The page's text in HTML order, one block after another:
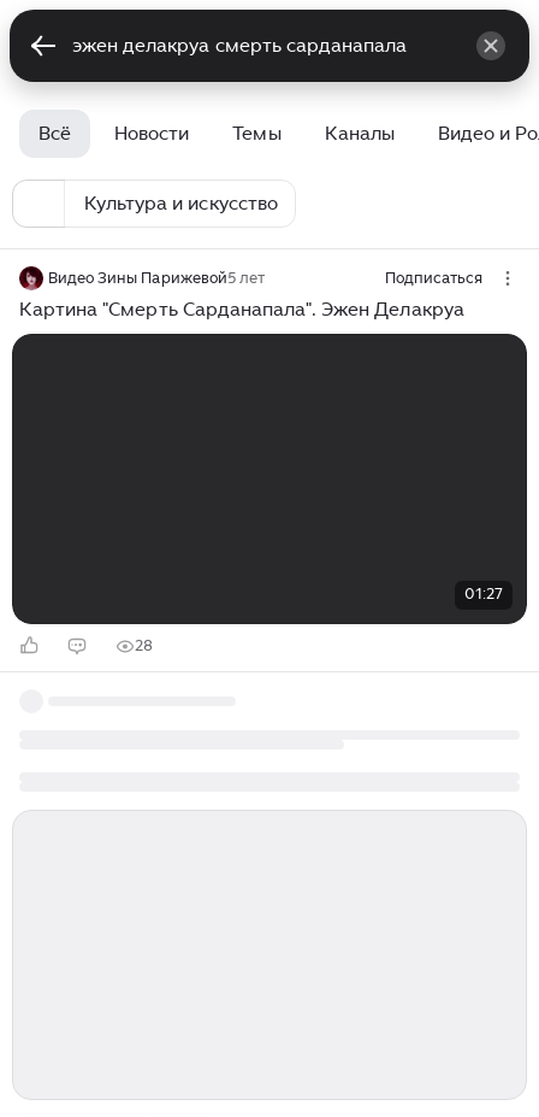
Всё Новости Темы Каналы Видео и
Культура и искусство
Видео Зины Парижевой5 лет Подписаться
Картина "Смерть Сарданапала". Эжен Делакруа
01:27
28